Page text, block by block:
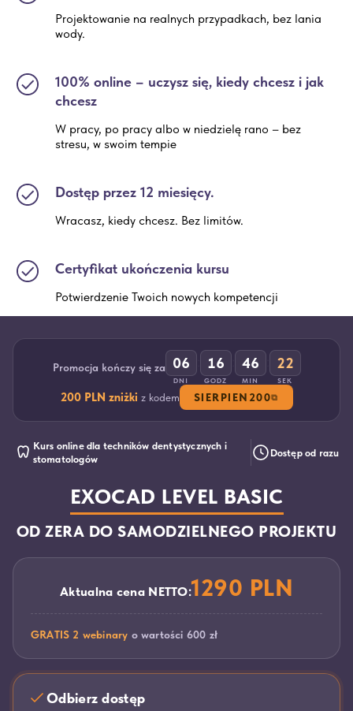
Projektowanie na realnych przypadkach, bez lania
wody.
100% online – uczysz się, kiedy chcesz i jak
chcesz
W pracy, po pracy albo w niedzielę rano – bez
stresu, w swoim tempie
Dostęp przez 12 miesięcy.
Wracasz, kiedy chcesz. Bez limitów.
Certyfikat ukończenia kursu
Potwierdzenie Twoich nowych kompetencji
Promocja kończy się za 06
DNI
16
GODZ
46
MIN
21
SEK
200 PLN zniżki z kodem SIERPIEN200⧉
Kurs online dla techników dentystycznych i
stomatologów
Dostęp od razu
EXOCAD LEVEL BASIC
OD ZERA DO SAMODZIELNEGO PROJEKTU
Aktualna cena NETTO:1290 PLN
GRATIS 2 webinary o wartości 600 zł
Odbierz dostęp